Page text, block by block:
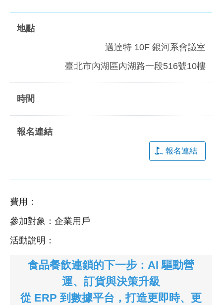
邁達特 10F 銀河系會議室
臺北市內湖區內湖路一段516號10樓
報名連結
費用：
參加對象：企業用戶
活動說明：
食品餐飲連鎖的下一步：AI 驅動營
運、訂貨與決策升級
從 ERP 到數據平台，打造更即時、更